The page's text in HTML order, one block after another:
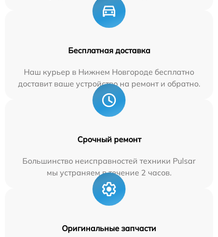
Бесплатная доставка
Наш курьер в Нижнем Новгороде бесплатно
доставит ваше устройство на ремонт и обратно.
Срочный ремонт
Большинство неисправностей техники Pulsar
мы устраняем в течение 2 часов.
Оригинальные запчасти